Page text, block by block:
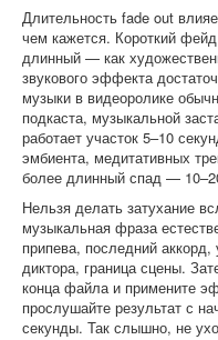
Длительность fade out
чем кажется. Короткий фейд
длинный — как
звукового эффекта
музыки в видеоролике
подкаста, музыкальной
работает участок 5–10
эмбиента, медитативных
более длинный спад —
Нельзя делать затухание
музыкальная фраза
припева, последний
диктора, граница сцены.
конца файла и примените
прослушайте результат с
секунды. Так слышно, не